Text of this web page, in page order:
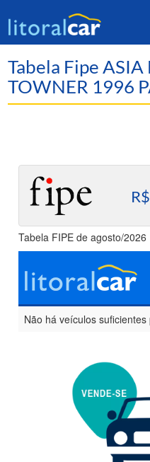
Tabela Fipe ASIA
TOWNER 1996
Tabela FIPE de agosto/2026
Não há veículos